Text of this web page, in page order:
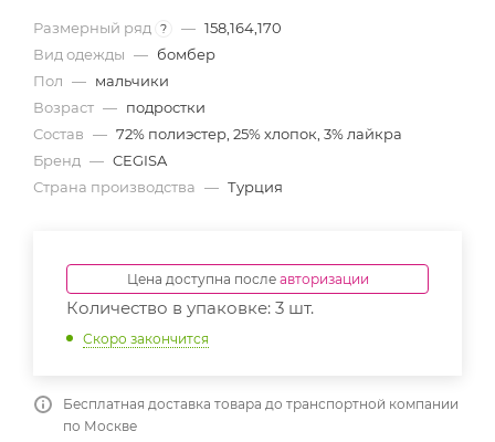
Размерный ряд ? — 158,164,170
Вид одежды — бомбер
Пол — мальчики
Возраст — подростки
Состав — 72% полиэстер, 25% хлопок, 3% лайкра
Бренд — CEGISA
Страна производства — Турция
Цена доступна после авторизации
Количество в упаковке: 3 шт.
Скоро закончится
Бесплатная доставка товара до транспортной компании
по Москве